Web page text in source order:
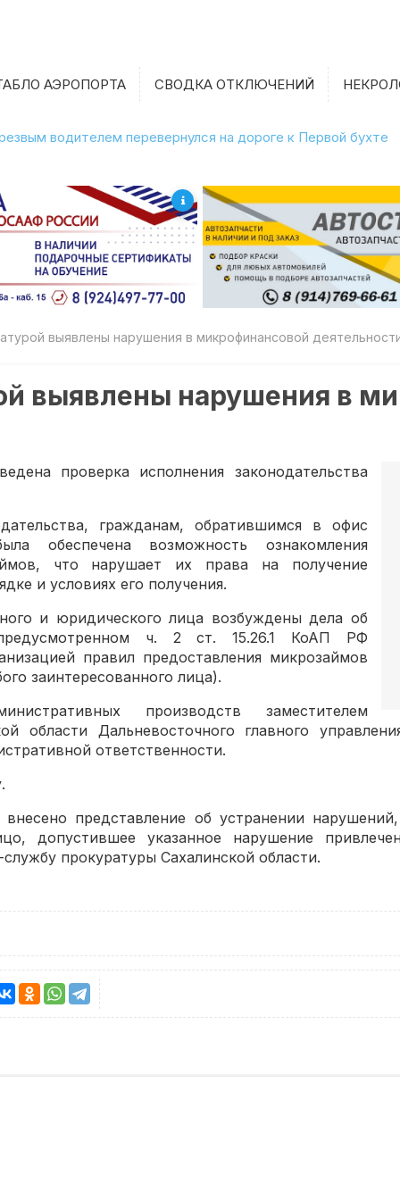
АЭРОПОРТА СВОДКА ОТКЛЮЧЕНИЙ
водителем перевернулся на дороге к Первой бухте
выявлены нарушения в микрофинансовой
выявлены нарушения в
проверка исполнения законодательства
гражданам, обратившимся в офис
обеспечена возможность ознакомления
что нарушает их права на получение
и условиях его получения.
и юридического лица возбуждены дела об
предусмотренном ч. 2 ст. 15.26.1 КоАП РФ
правил предоставления микрозаймов
заинтересованного лица).
производств заместителем
области Дальневосточного главного
ответственности.
представление об устранении
допустившее указанное нарушение
прокуратуры Сахалинской области.